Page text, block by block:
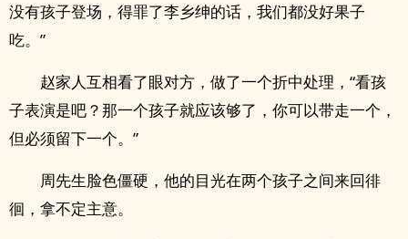
没有孩子登场，得罪了李乡绅的话，我们都没好果子
吃。”
赵家人互相看了眼对方，做了一个折中处理，“看孩
子表演是吧？那一个孩子就应该够了，你可以带走一个，
但必须留下一个。”
周先生脸色僵硬，他的目光在两个孩子之间来回徘
徊，拿不定主意。